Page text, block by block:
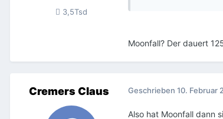
3,5Tsd
Moonfall? Der dauert
Cremers Claus Geschrieben 10. Februar
Also hat Moonfall dann